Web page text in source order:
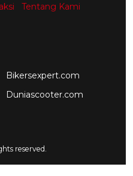
Tentang Kami
Bikersexpert.com
Duniascooter.com
reserved.